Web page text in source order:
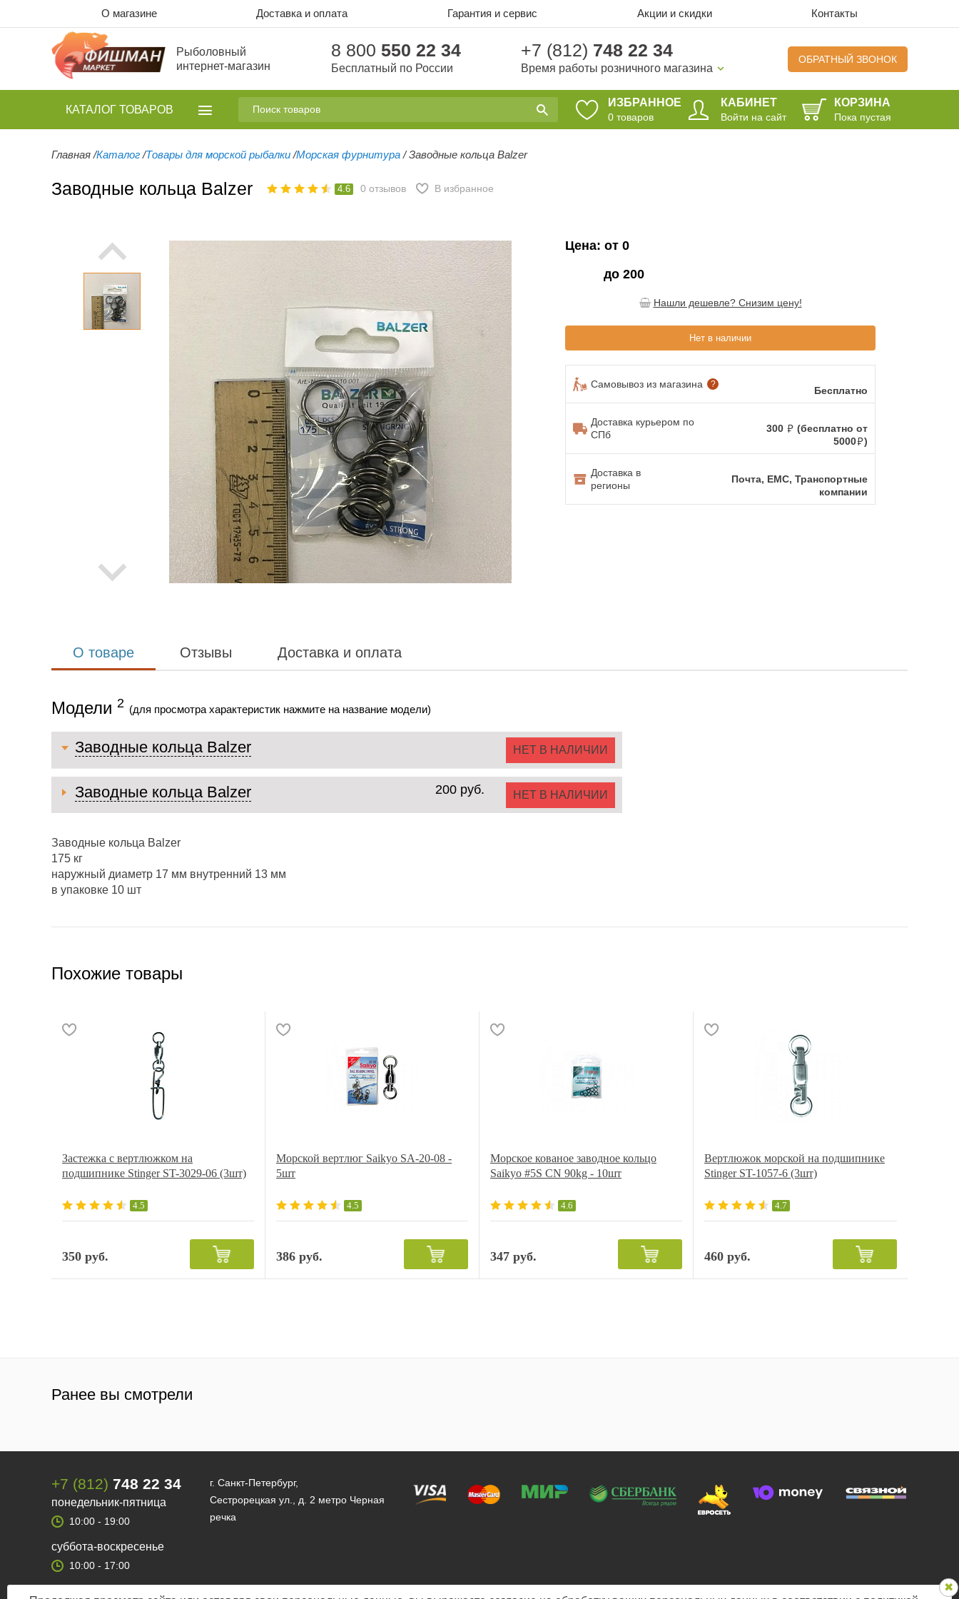
О магазине Доставка и оплата Гарантия и сервис Акции и скидки Контакты
Рыболовный
интернет-магазин
8 800 550 22 34
Бесплатный по России
+7 (812) 748 22 34
Время работы розничного магазина
ОБРАТНЫЙ ЗВОНОК
ИЗБРАННОЕ
0 товаров
КАБИНЕТ
Войти на сайт
КОРЗИНА
Пока пустая
КАТАЛОГ ТОВАРОВ
Главная /Каталог /Товары для морской рыбалки /Морская фурнитура /Заводные кольца Balzer
Заводные кольца Balzer 4.6 0 отзывов В избранное
Цена: от 0
до 200
Нашли дешевле? Снизим цену!
Нет в наличии
Самовывоз из магазина ?
Бесплатно
Доставка курьером по
СПб
300
(бесплатно от
5000
)
Доставка в
регионы
Почта, ЕМС, Транспортные
компании
О товаре Отзывы Доставка и оплата
Модели 2 (для просмотра характеристик нажмите на название модели)
Заводные кольца Balzer НЕТ В НАЛИЧИИ
Заводные кольца Balzer 200 руб. НЕТ В НАЛИЧИИ
Заводные кольца Balzer
175 кг
наружный диаметр 17 мм внутренний 13 мм
в упаковке 10 шт
Похожие товары
Застежка с вертлюжком на
подшипнике Stinger ST-3029-06 (3шт)
4.5
350 руб.
Морской вертлюг Saikyo SA-20-08 -
5шт
4.5
386 руб.
Морское кованое заводное кольцо
Saikyo #5S CN 90kg - 10шт
4.6
347 руб.
Вертлюжок морской на подшипнике
Stinger ST-1057-6 (3шт)
4.7
460 руб.
Ранее вы смотрели
+7 (812) 748 22 34
понедельник-пятница
10:00 - 19:00
суббота-воскресенье
10:00 - 17:00
г. Санкт-Петербург,
Сестрорецкая ул., д. 2 метро Черная
речка